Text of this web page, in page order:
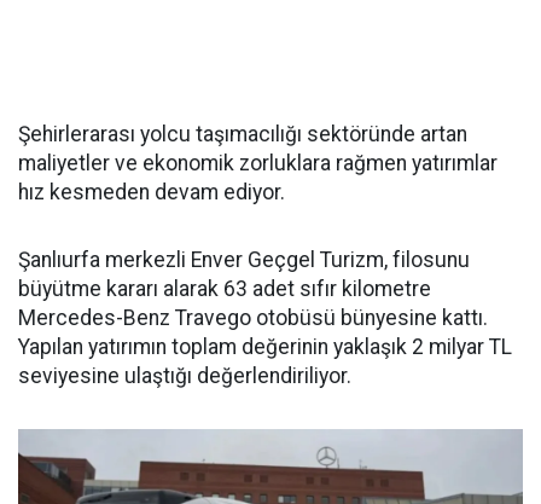
Şehirlerarası yolcu taşımacılığı sektöründe artan
maliyetler ve ekonomik zorluklara rağmen yatırımlar
hız kesmeden devam ediyor.
Şanlıurfa merkezli Enver Geçgel Turizm, filosunu
büyütme kararı alarak 63 adet sıfır kilometre
Mercedes-Benz Travego otobüsü bünyesine kattı.
Yapılan yatırımın toplam değerinin yaklaşık 2 milyar TL
seviyesine ulaştığı değerlendiriliyor.